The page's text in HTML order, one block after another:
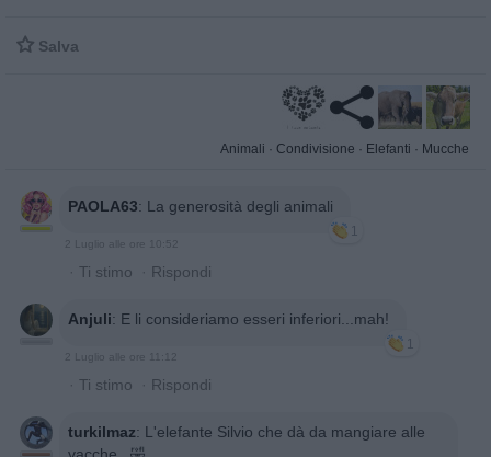
 Salva
Animali · Condivisione · Elefanti · Mucche
PAOLA63: La generosità degli animali
1
· Ti stimo · Rispondi
Anjuli: E li consideriamo esseri inferiori...mah!
1
· Ti stimo · Rispondi
turkilmaz: L'elefante Silvio che dà da mangiare alle
vacche...🤣